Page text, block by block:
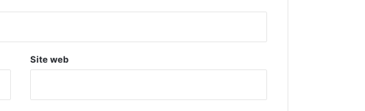
Site web